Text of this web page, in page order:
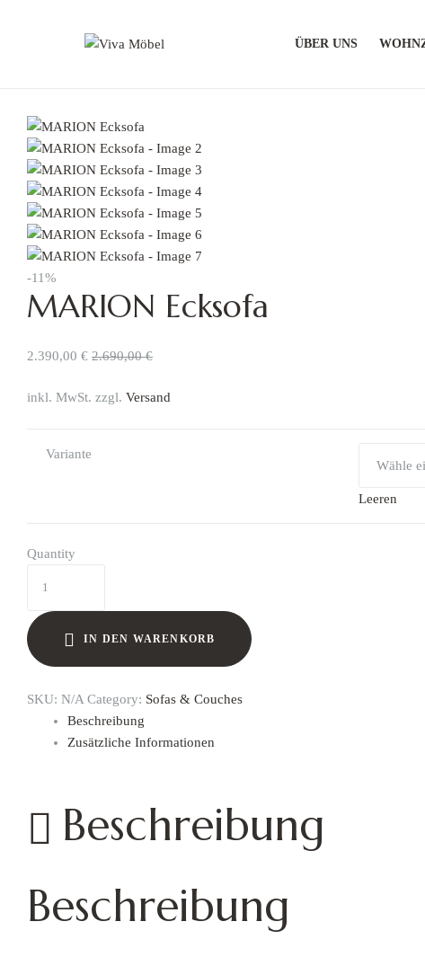
Möbel
Moderne
und
stilvolle
Möbel
ÜBER UNS
-11%
MARION Ecksofa
2.390,00 € 2.690,00€
inkl. MwSt. zzgl. Versand
Variante
Leeren
Quantity
IN DEN WARENKORB
SKU: N/A Category: Sofas & Couches
Beschreibung
Zusätzliche Informationen
Beschreibung
Beschreibung